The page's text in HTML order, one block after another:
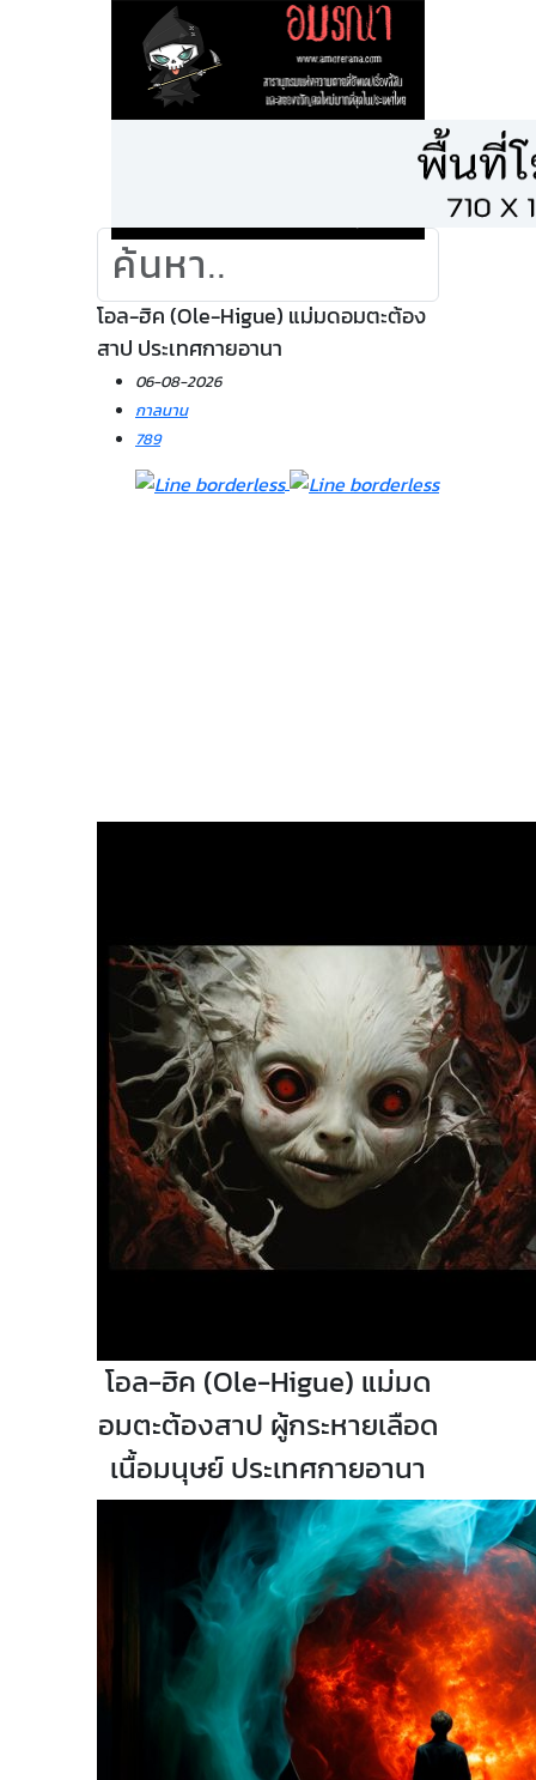
โอล-ฮิค (Ole-Higue) แม่มดอมตะต้อง
สาป ประเทศกายอานา
06-08-2026
กาลนาน
789
โอล-ฮิค (Ole-Higue) แม่มด
อมตะต้องสาป ผู้กระหายเลือด
เนื้อมนุษย์ ประเทศกายอานา